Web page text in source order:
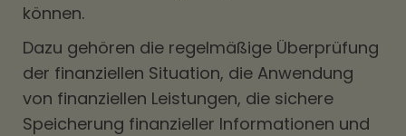
können.
Dazu gehören die regelmäßige Überprüfung
der finanziellen Situation, die Anwendung
von finanziellen Leistungen, die sichere
Speicherung finanzieller Informationen und